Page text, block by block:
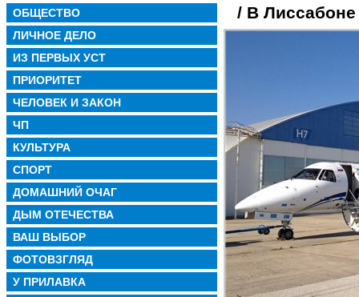
ОБЩЕСТВО
ЛИЧНОЕ ДЕЛО
ИЗ ПЕРВЫХ УСТ
ПРИОРИТЕТ
ЧЕЛОВЕК И ЗАКОН
ЧП
КУЛЬТУРА
СПОРТ
ДОМАШНИЙ ОЧАГ
ДЫМ ОТЕЧЕСТВА
ВАШ ВЫБОР
ФОТОВЗГЛЯД
У ПРИЛАВКА
/ В